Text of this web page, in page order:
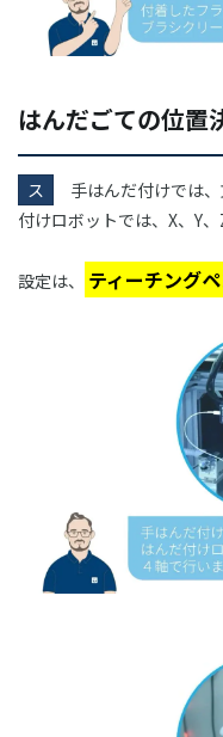
はんだごての位置
ス
手はんだ付けでは
付けロボットでは、X、Y
設定は、 ティーチング